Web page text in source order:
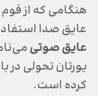
هنگامی که از
عایق صدا
عایق صوتی
یورتان تحولی در
کرده است.